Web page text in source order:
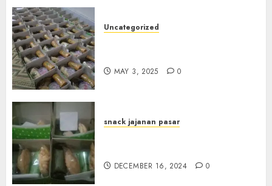
Uncategorized
MAY 3, 2025 0
snack jajanan pasar
DECEMBER 16, 2024 0